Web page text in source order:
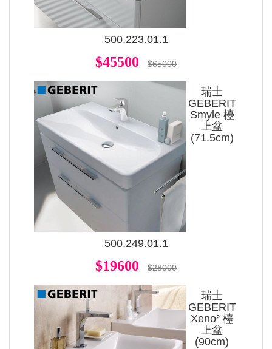
500.223.01.1
$45500 $65000
瑞士
GEBERIT
Smyle 檯
上盆
(71.5cm)
500.249.01.1
$19600 $28000
瑞士
GEBERIT
Xeno² 檯
上盆
(90cm)